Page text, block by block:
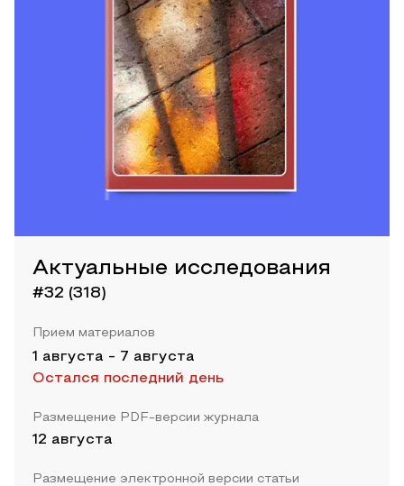
Актуальные исследования
#32 (318)
Прием материалов
1 августа - 7 августа
Остался последний день
Размещение PDF-версии журнала
12 августа
Размещение электронной версии статьи